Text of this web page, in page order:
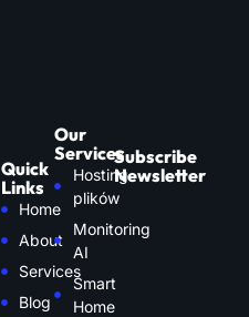
Quick
Links
Home
About
Services
Blog
Our
Services
Hosting
plików
Monitoring
AI
Smart
Home
Subscribe
Newsletter